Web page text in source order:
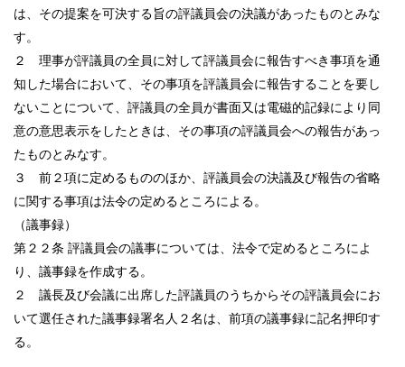
は、その提案を可決する旨の評議員会の決議があったものとみな
す。
２ 理事が評議員の全員に対して評議員会に報告すべき事項を通
知した場合において、その事項を評議員会に報告することを要し
ないことについて、評議員の全員が書面又は電磁的記録により同
意の意思表示をしたときは、その事項の評議員会への報告があっ
たものとみなす。
３ 前２項に定めるもののほか、評議員会の決議及び報告の省略
に関する事項は法令の定めるところによる。
（議事録）
第２２条 評議員会の議事については、法令で定めるところによ
り、議事録を作成する。
２ 議長及び会議に出席した評議員のうちからその評議員会にお
いて選任された議事録署名人２名は、前項の議事録に記名押印す
る。